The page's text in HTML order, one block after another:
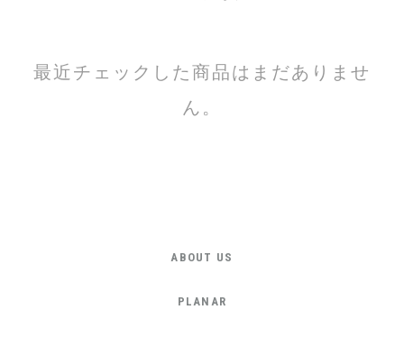
最近チェックした商品はまだありませ
ん。
ABOUT US
PLANAR